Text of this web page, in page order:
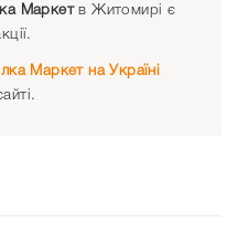
Mаркетв Житомирі є
Mаркет на Україні